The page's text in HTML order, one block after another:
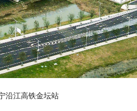
沿江高铁金坛站